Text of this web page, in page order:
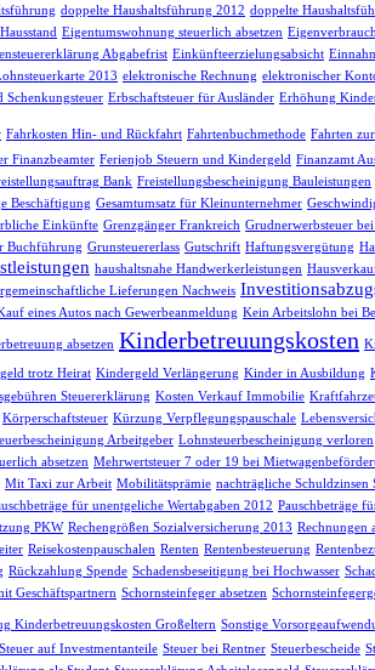
doppelte Haushaltsführung 2012 doppelte
Eigentumswohnung steuerlich absetzen
Abgabefrist Einkünfteerzielungsabsicht
2013 elektronische Rechnung elektronischer
Schenkungsteuer Erbschaftsteuer für Ausländer Erhöhung
Fahrkosten Hin- und Rückfahrt Fahrtenbuchmethode Fahrten
Finanzbeamter Ferienjob Steuern und Kindergeld Finanzamt
Bank Freistellungsbescheinigung Bauleistungen
Beschäftigung Gesamtumsatz für Kleinunternehmer
Einkünfte Grenzgänger Frankreich Grudnerwerbsteuer
Buchführung Grunsteuererlass Gutschrift Haftungsvergütung
haushaltsnahe Handwerkerleistungen
Lieferungen Nachweis
eines Autos nach Gewerbeanmeldung Kein Arbeitslohn bei
absetzen Kinderbetreuungskosten
trotz Heirat Kindergeld Verlängerung Kinder in Ausbildung
Steuererklärung Kosten Verkauf Immobilie
Körperschaftsteuer Kürzung Verpflegungspauschale
Arbeitgeber Lohnsteuerbescheinigung verloren
absetzen Mehrwertsteuer 7 oder 19 bei
Mit Taxi zur Arbeit Mobilitätsprämie nachträgliche Schuldzinsen
für unentgeliche Wertabgaben 2012 Pauschbeträge
PKW Rechengrößen Sozialversicherung 2013 Rechnungen
Reisekostenpauschalen Renten Rentenbesteuerung
Rückzahlung Spende Schadensbeseitigung bei Hochwasser
Geschäftspartnern Schornsteinfeger absetzen
Kinderbetreuungskosten Großeltern Sonstige
Steuer auf Investmentanteile Steuer bei Rentner Steuerbescheide